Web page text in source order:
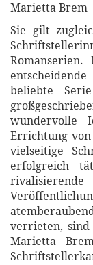
Marietta Brem
Sie gilt
beliebte
wundervolle
Errichtung
vielseitige
erfolgreich
verrieten, sind
Marietta